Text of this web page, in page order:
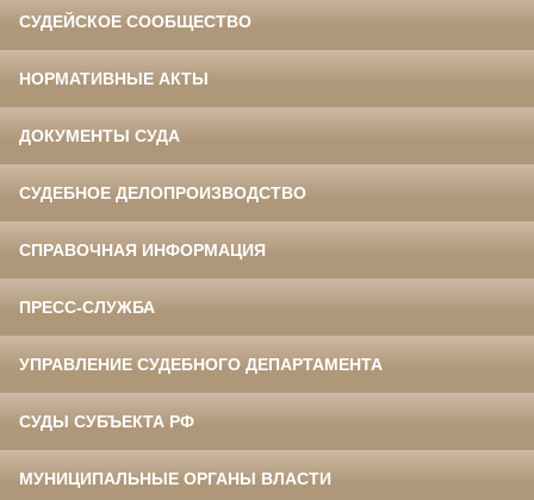
СУДЕЙСКОЕ СООБЩЕСТВО
НОРМАТИВНЫЕ АКТЫ
ДОКУМЕНТЫ СУДА
СУДЕБНОЕ ДЕЛОПРОИЗВОДСТВО
СПРАВОЧНАЯ ИНФОРМАЦИЯ
ПРЕСС-СЛУЖБА
УПРАВЛЕНИЕ СУДЕБНОГО ДЕПАРТАМЕНТА
СУДЫ СУБЪЕКТА РФ
МУНИЦИПАЛЬНЫЕ ОРГАНЫ ВЛАСТИ